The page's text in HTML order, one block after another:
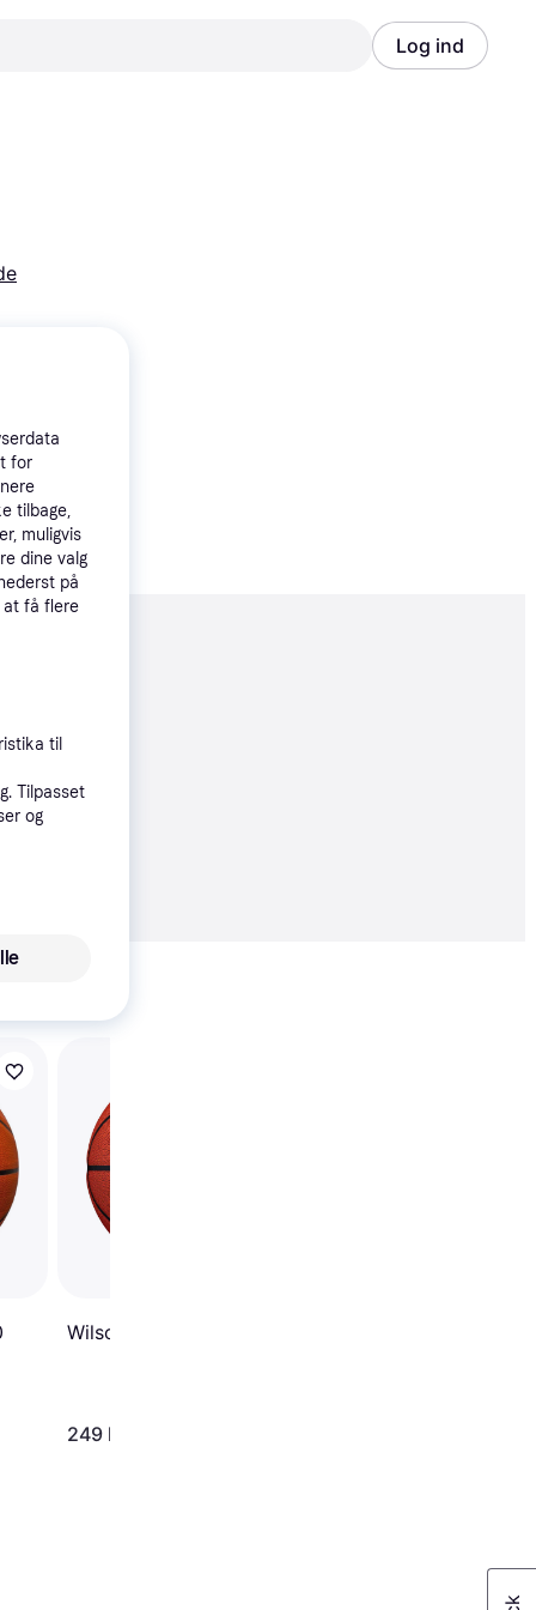
Log ind
kr.
kr./md.
Wilson NBA Authentic
249 kr.
for
tilbage,
muligvis
dine valg
på
at få flere
til
Tilpasset
og